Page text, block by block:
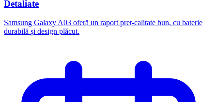
Detaliate
Samsung Galaxy A03 oferă un raport preț-calitate bun, cu baterie
durabilă și design plăcut.